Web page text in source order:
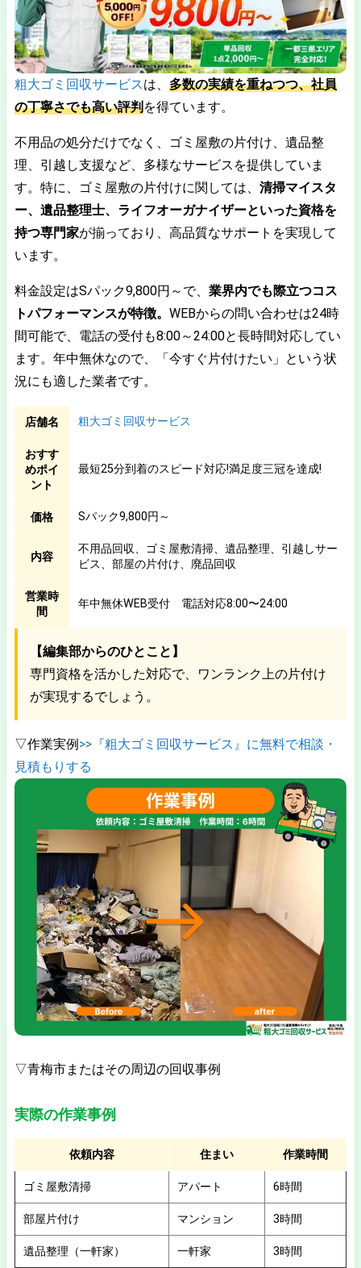
粗大ゴミ回収サービスは、 多数の実績を重ねつつ、社員
の丁寧さでも高い評判を得ています。
不用品の処分だけでなく、ゴミ屋敷の片付け、遺品整
理、引越し支援など、多様なサービスを提供していま
す。特に、ゴミ屋敷の片付けに関しては、 清掃マイスタ
ー、遺品整理士、ライフオーガナイザーといった資格を
持つ専門家が揃っており、高品質なサポートを実現して
います。
料金設定はSパック9,800円～で、 業界内でも際立つコス
トパフォーマンスが特徴。 WEBからの問い合わせは24時
間可能で、電話の受付も8:00～24:00と長時間対応してい
ます。年中無休なので、「今すぐ片付けたい」という状
況にも適した業者です。
店舗名 粗大ゴミ回収サービス
おすす
めポイ
ント
最短25分到着のスピード対応!満足度三冠を達成!
価格 Sパック9,800円～
内容
不用品回収、ゴミ屋敷清掃、遺品整理、引越しサー
ビス、部屋の片付け、廃品回収
営業時
間
年中無休WEB受付 電話対応8:00〜24:00
【編集部からのひとこと】
専門資格を活かした対応で、ワンランク上の片付け
が実現するでしょう。
▽作業実例>>『粗大ゴミ回収サービス』に無料で相談・
見積もりする
▽青梅市またはその周辺の回収事例
実際の作業事例
依頼内容 住まい 作業時間
ゴミ屋敷清掃 アパート 6時間
部屋片付け マンション 3時間
遺品整理（一軒家） 一軒家 3時間